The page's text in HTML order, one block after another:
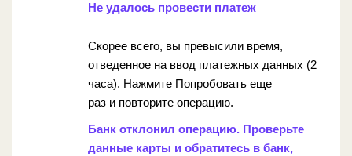
Не удалось провести платеж
Скорее всего, вы превысили время,
отведенное на ввод платежных данных (2
часа). Нажмите Попробовать еще
раз и повторите операцию.
Банк отклонил операцию. Проверьте
данные карты и обратитесь в банк,